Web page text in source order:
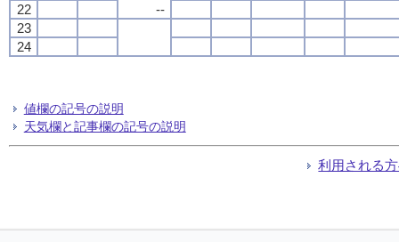
--
22
23
24
値欄の記号の説明
天気欄と記事欄の記号の説明
利用される